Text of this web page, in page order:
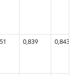
0,839 0,843